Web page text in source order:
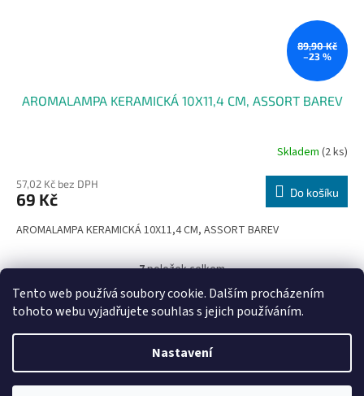
Tento web používá soubory cookie. Dalším procházením
tohoto webu vyjadřujete souhlas s jejich používáním.
Nastavení
89,90 Kč
–23 %
AROMALAMPA KERAMICKÁ 10X11,4 CM, ASSORT BAREV
Skladem (2 ks)
57,02 Kč bez DPH
69 Kč Do košíku
AROMALAMPA KERAMICKÁ 10X11,4 CM, ASSORT BAREV
v
l
d
a
c
í
7položek celkem
Copyright 2026az-kuchyn.cz, zavato.cz. Všechna práva